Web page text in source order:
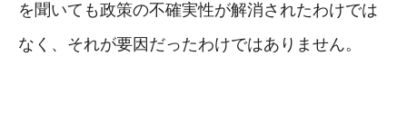
を聞いても政策の不確実性が解消されたわけでは
なく、それが要因だったわけではありません。